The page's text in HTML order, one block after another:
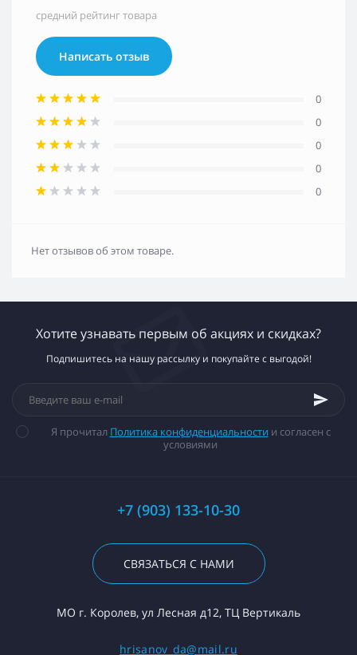
средний рейтинг товара
Написать отзыв
0
0
0
0
0
Нет отзывов об этом товаре.
Хотите узнавать первым об акциях и скидках?
Подпишитесь на нашу рассылку и покупайте с выгодой!
Я прочитал Политика конфиденциальности и согласен с
условиями
+7 (903) 133-10-30
СВЯЗАТЬСЯ С НАМИ
МО г. Королев, ул Лесная д12, ТЦ Вертикаль
hrisanov_da@mail.ru